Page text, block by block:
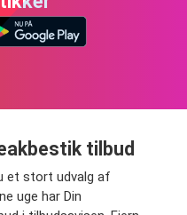
tilbud
et stort udvalg af
uge har Din